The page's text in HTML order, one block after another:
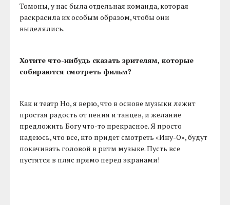
Томоны, у нас была отдельная команда, которая
раскрасила их особым образом, чтобы они
выделялись.
Хотите что-нибудь сказать зрителям, которые
собираются смотреть фильм?
Как и театр Но, я верю, что в основе музыки лежит
простая радость от пения и танцев, и желание
предложить Богу что-то прекрасное. Я просто
надеюсь, что все, кто придет смотреть «Ину-О», будут
покачивать головой в ритм музыке. Пусть все
пустятся в пляс прямо перед экранами!